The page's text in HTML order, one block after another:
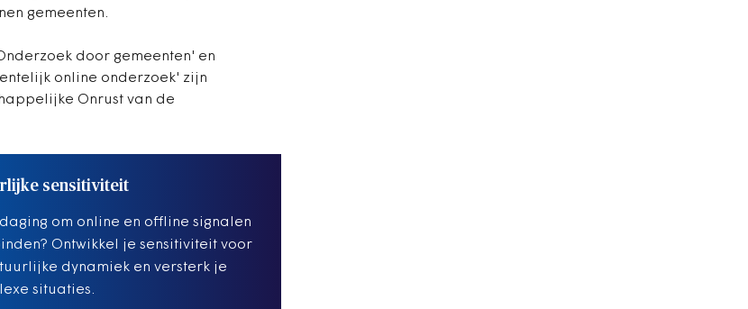
gemeenten.
door gemeenten' en
online onderzoek' zijn
Onrust van de
sensitiviteit
om online en offline signalen
Ontwikkel je sensitiviteit voor
dynamiek en versterk je
situaties.